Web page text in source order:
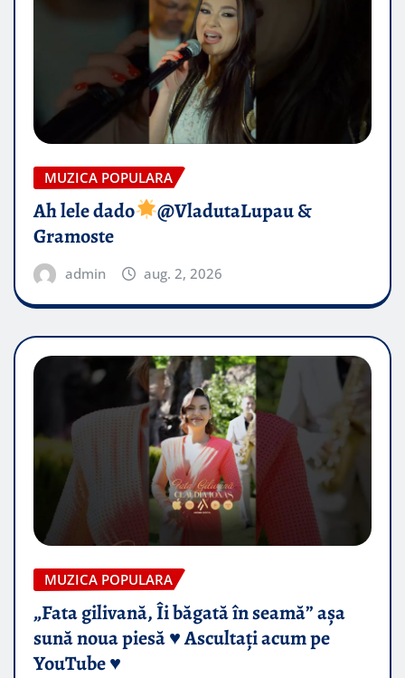
MUZICA POPULARA
Ah lele dado​
@VladutaLupau &
Gramoste
admin aug. 2, 2026
MUZICA POPULARA
„Fata gilivană, Îi băgată în seamă” așa
sună noua piesă ♥️ Ascultați acum pe
YouTube ♥️